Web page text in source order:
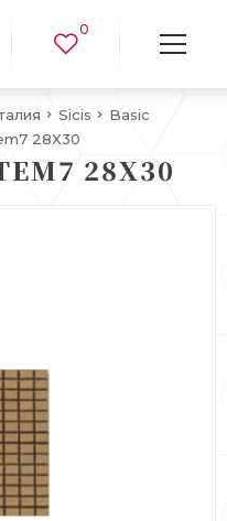
0
Sicis
Basic
28X30
28X30